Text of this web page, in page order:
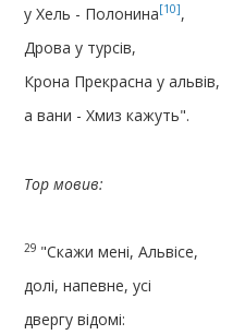
у Хель - Полонина[10],
Дрова у турсів,
Крона Прекрасна у альвів,
а вани - Хмиз кажуть".
Тор мовив:
29 "Скажи мені, Альвісе,
долі, напевне, усі
двергу відомі: